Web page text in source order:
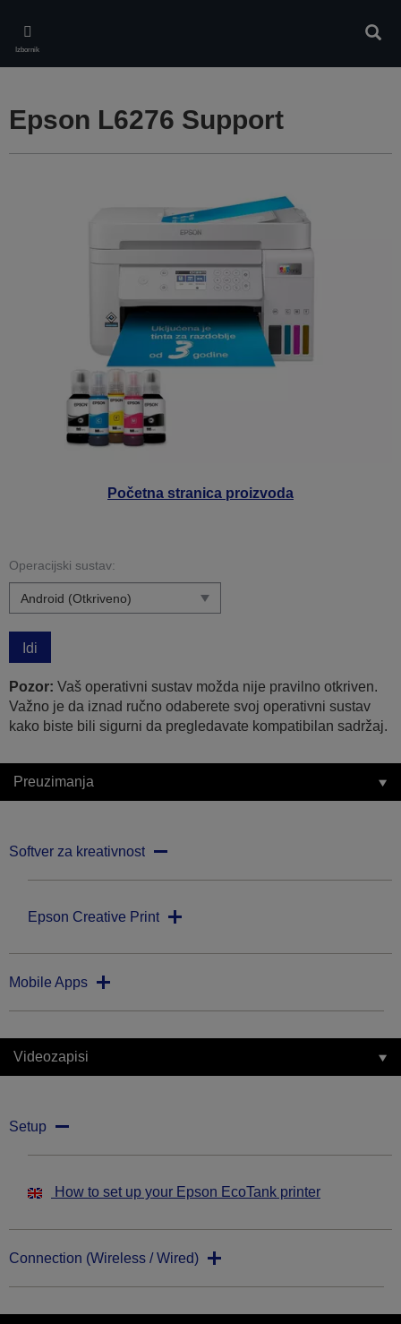
main
content
Izbornik
Početna stranica proizvoda
Epson L6276 Support
Operacijski sustav:
Idi
Pozor: Vaš operativni sustav možda nije pravilno otkriven.
Važno je da iznad ručno odaberete svoj operativni sustav
kako biste bili sigurni da pregledavate kompatibilan sadržaj.
Preuzimanja
Softver za kreativnost
Epson Creative Print
Mobile Apps
Videozapisi
Setup
How to set up your Epson EcoTank printer
Connection (Wireless / Wired)